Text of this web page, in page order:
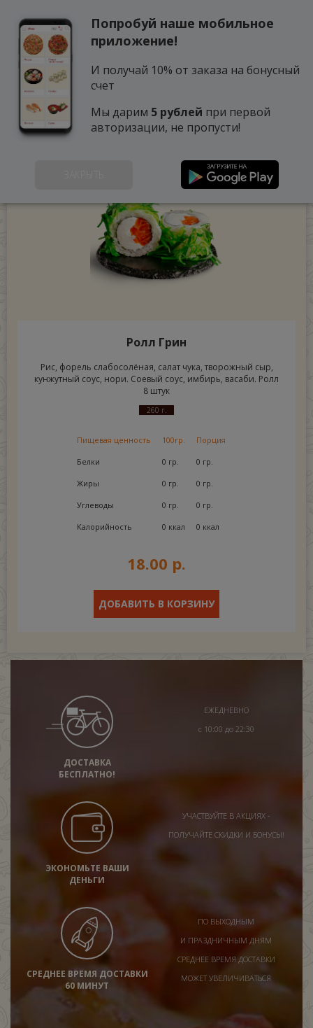
Ролл Грин
Рис, форель слабосолёная, салат чука, творожный сыр,
кунжутный соус, нори. Соевый соус, имбирь, васаби. Ролл
8 штук
260 г.
Пищевая ценность 100гр. Порция
Белки 0 гр. 0 гр.
Жиры 0 гр. 0 гр.
Углеводы 0 гр. 0 гр.
Калорийность 0 ккал 0 ккал
18.00 р.
ДОБАВИТЬ В КОРЗИНУ
ДОСТАВКА
БЕСПЛАТНО!
ЕЖЕДНЕВНО
с 10:00 до 22:30
ЭКОНОМЬТЕ ВАШИ
ДЕНЬГИ
УЧАСТВУЙТЕ В АКЦИЯХ -
ПОЛУЧАЙТЕ СКИДКИ И БОНУСЫ!
СРЕДНЕЕ ВРЕМЯ ДОСТАВКИ
60 МИНУТ
ПО ВЫХОДНЫМ
И ПРАЗДНИЧНЫМ ДНЯМ
СРЕДНЕЕ ВРЕМЯ ДОСТАВКИ
МОЖЕТ УВЕЛИЧИВАТЬСЯ
Попробуй наше мобильное
приложение!
И получай 10% от заказа на бонусный
счет
Мы дарим 5 рублей при первой
авторизации, не пропусти!